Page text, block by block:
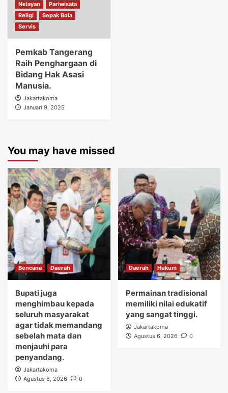
Nelayan
Pariwisata
Religi
Sepak Bola
Servis
Pemkab Tangerang
Raih Penghargaan di
Bidang Hak Asasi
Manusia.
Jakartakoma
Januari 9, 2025
You may have missed
Bencana Daerah
Bupati juga
menghimbau kepada
seluruh masyarakat
agar tidak memandang
sebelah mata dan
menjauhi para
penyandang.
Jakartakoma
Agustus 8, 2026
0
Daerah Hukum
Permainan tradisional
memiliki nilai edukatif
yang sangat tinggi.
Jakartakoma
Agustus 6, 2026
0